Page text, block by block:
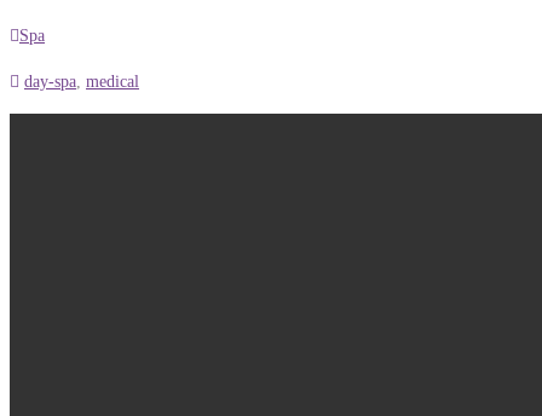
Spa
day-spa medical